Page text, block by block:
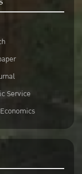
Service